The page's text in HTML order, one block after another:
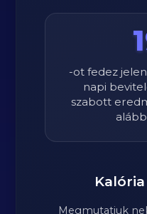
-ot fedez
napi
szabott
Megmutatjuk